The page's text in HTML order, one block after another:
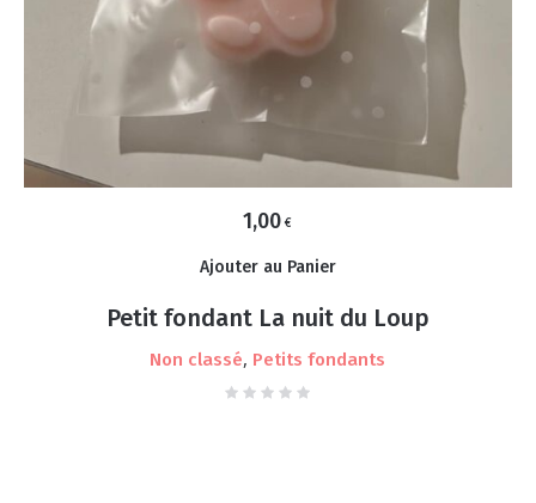
1,00 €
Ajouter au Panier
Petit fondant La nuit du Loup
Non classé, Petits fondants